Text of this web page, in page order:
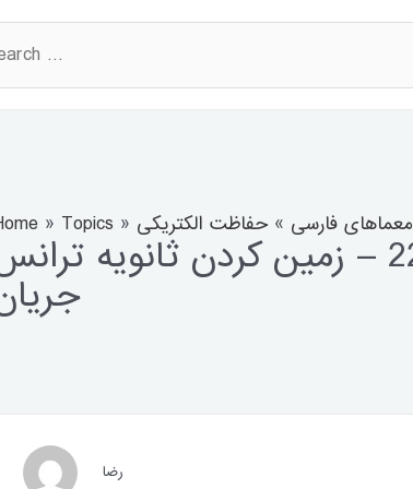
» Topics » معماهای فارسی »حفاظت الکتریکی
پرسش حفاظت شماره 22 – زمین کردن ثانویه
رضا